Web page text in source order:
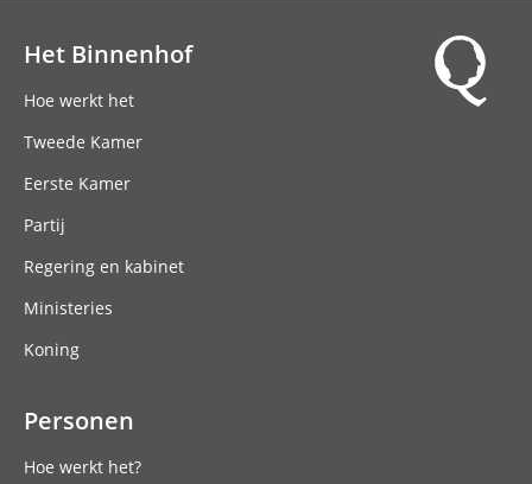
Het Binnenhof
Hoe werkt het
Tweede Kamer
Eerste Kamer
Partij
Regering en kabinet
Ministeries
Koning
Personen
Hoe werkt het?